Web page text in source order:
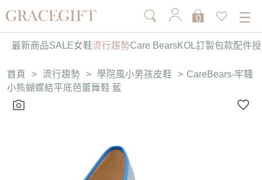
0
最新商品SALE女鞋流行趨勢Care BearsKOL訂製包款配件
首頁 > 流行趨勢 > 學院風小男孩皮鞋 > CareBears-牢騷
小熊蝴蝶結平底芭蕾舞鞋 藍